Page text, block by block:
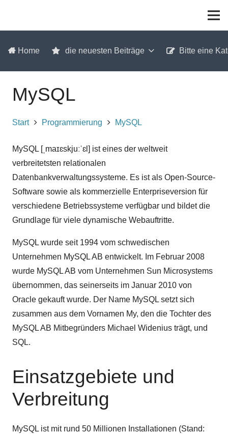
Home die neuesten Beiträge Bitte eine
MySQL
Start Programmierung MySQL
MySQL [ˌmaɪɛskjuːˈɛl] ist eines der weltweit
verbreitetsten relationalen
Datenbankverwaltungssysteme. Es ist als Open-Source-
Software sowie als kommerzielle Enterpriseversion für
verschiedene Betriebssysteme verfügbar und bildet die
Grundlage für viele dynamische Webauftritte.
MySQL wurde seit 1994 vom schwedischen
Unternehmen MySQL AB entwickelt. Im Februar 2008
wurde MySQL AB vom Unternehmen Sun Microsystems
übernommen, das seinerseits im Januar 2010 von
Oracle gekauft wurde. Der Name MySQL setzt sich
zusammen aus dem Vornamen My, den die Tochter des
MySQL AB Mitbegründers Michael Widenius trägt, und
SQL.
Einsatzgebiete und
Verbreitung
MySQL ist mit rund 50 Millionen Installationen (Stand: